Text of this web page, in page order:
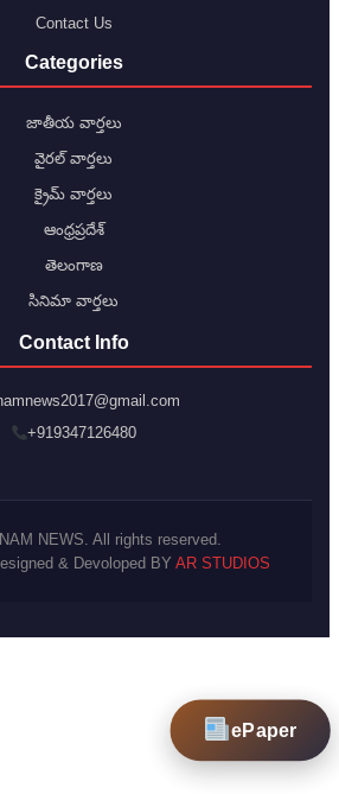
Contact Us
Categories
జాతీయ వార్తలు
వైరల్ వార్తలు
క్రైమ్ వార్తలు
ఆంధ్రప్రదేశ్
తెలంగాణ
సినిమా వార్తలు
Contact Info
+919347126480
NEWS. All rights reserved.
& Devoloped BY AR STUDIOS
ePaper